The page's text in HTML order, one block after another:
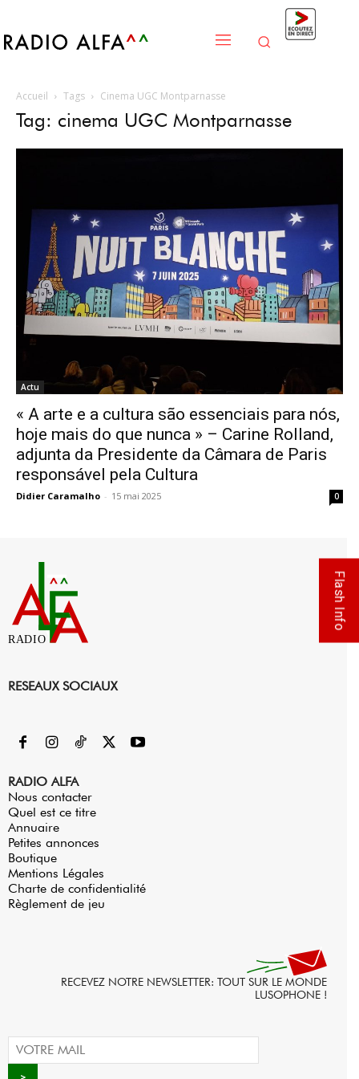
Accueil Tags Cinema UGC Montparnasse
Tag: cinema UGC Montparnasse
Actu
« A arte e a cultura são essenciais para nós,
hoje mais do que nunca » – Carine Rolland,
adjunta da Presidente da Câmara de Paris
responsável pela Cultura
Didier Caramalho - 15 mai 2025 0
RADIO
RESEAUX SOCIAUX
RADIO ALFA
Nous contacter
Quel est ce titre
Annuaire
Petites annonces
Boutique
Mentions Légales
Charte de confidentialité
Règlement de jeu
RECEVEZ NOTRE NEWSLETTER: TOUT SUR LE MONDE
LUSOPHONE !
Flash Info